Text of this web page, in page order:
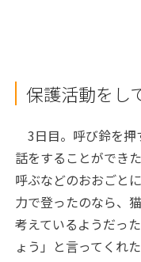
保護活動をし
3日目。呼び鈴を押
話をすることができ
呼ぶなどのおおごと
力で登ったのなら、
考えているようだっ
ょう」と言ってくれた